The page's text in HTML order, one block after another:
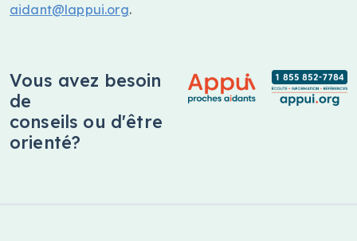
aidant@lappui.org.
Vous avez besoin
de
conseils ou d'être
orienté?